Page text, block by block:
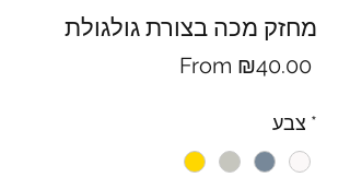
מחזק מכה בצורת גולגולת
From ₪40.00Sale
צבע *